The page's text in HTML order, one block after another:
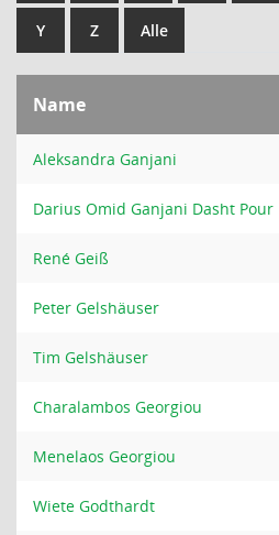
Y Z Alle
Name
Aleksandra Ganjani
Darius Omid Ganjani Dasht Pour
René Geiß
Peter Gelshäuser
Tim Gelshäuser
Charalambos Georgiou
Menelaos Georgiou
Wiete Godthardt